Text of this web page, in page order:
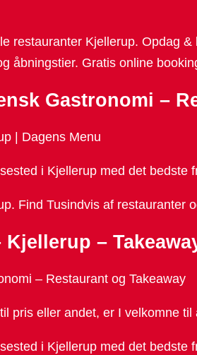
restauranter Kjellerup. Opdag
åbningstier. Gratis online
Gastronomi –
| Dagens Menu
i Kjellerup med det
Find Tusindvis af
Kjellerup –
– Restaurant og Takeaway
pris eller andet, er I velkomne
i Kjellerup med det bedste